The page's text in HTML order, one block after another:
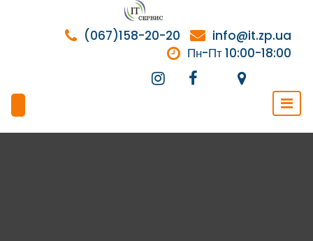
содержимому
info@it.zp.ua
(067)158-20-20
Пн-Пт 10:00-18:00